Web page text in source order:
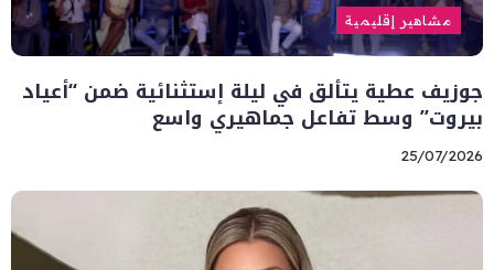
مشاهير إقليمية
جوزيف عطية يتألق في ليلة إستثنائية ضمن “أعياد
بيروت” وسط تفاعل جماهيري واسع
25/07/2026